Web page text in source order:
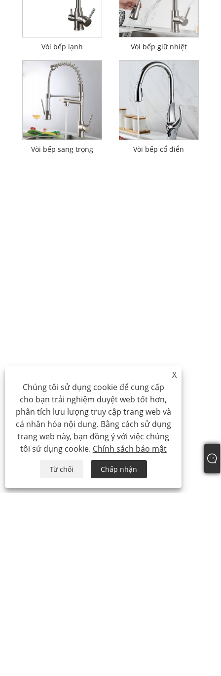
Vòi bếp lạnh Vòi bếp giữ nhiệt
Vòi bếp sang trọng Vòi bếp cổ điển
X
Chúng tôi sử dụng cookie để cung cấp
cho bạn trải nghiệm duyệt web tốt hơn,
phân tích lưu lượng truy cập trang web và
cá nhân hóa nội dung. Bằng cách sử dụng
trang web này, bạn đồng ý với việc chúng
tôi sử dụng cookie. Chính sách bảo mật
Từ chối Chấp nhận